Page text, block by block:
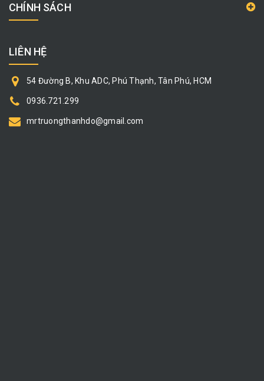
CHÍNH SÁCH
LIÊN HỆ
54 Đường B, Khu ADC, Phú Thạnh, Tân Phú, HCM
0936.721.299
mrtruongthanhdo@gmail.com